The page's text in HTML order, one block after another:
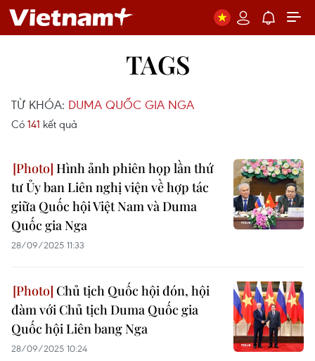
TAGS
TỪ KHÓA: DUMA QUỐC GIA NGA
Có 141 kết quả
Hình ảnh phiên họp lần thứ
tư Ủy ban Liên nghị viện về hợp tác
giữa Quốc hội Việt Nam và Duma
Quốc gia Nga
28/09/2025 11:33
Chủ tịch Quốc hội đón, hội
đàm với Chủ tịch Duma Quốc gia
Quốc hội Liên bang Nga
28/09/2025 10:24